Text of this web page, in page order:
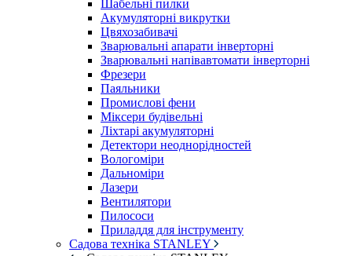
Шабельні пилки
Акумуляторні викрутки
Цвяхозабивачі
Зварювальні апарати інверторні
Зварювальні напівавтомати інверторні
Фрезери
Паяльники
Промислові фени
Міксери будівельні
Ліхтарі акумуляторні
Детектори неоднорідностей
Вологоміри
Дальноміри
Лазери
Вентилятори
Пилососи
Приладдя для інструменту
Садова техніка STANLEY